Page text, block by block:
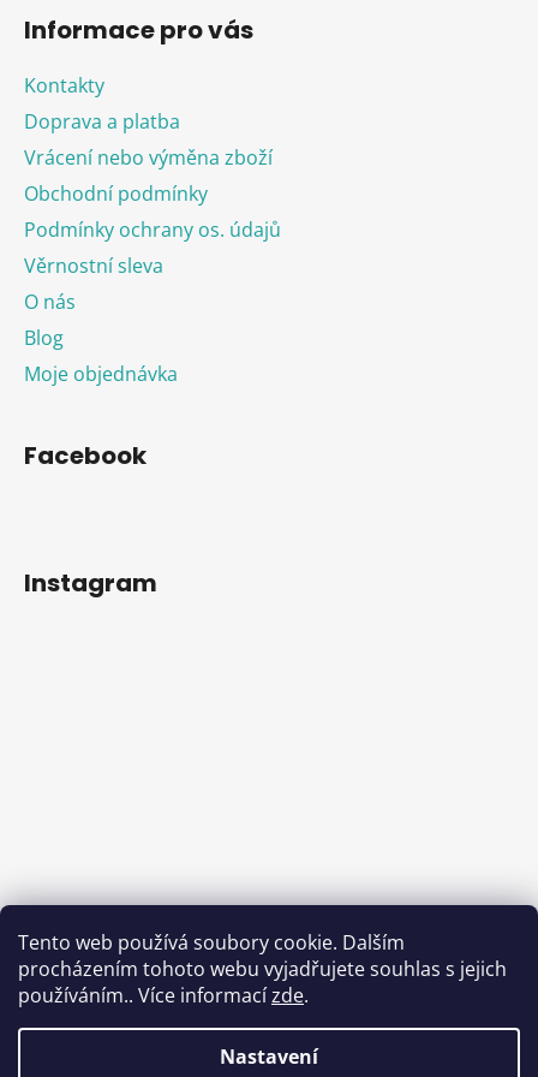
Tento web používá soubory cookie. Dalším
procházením tohoto webu vyjadřujete souhlas s jejich
používáním.. Více informacízde.
Nastavení
Informace pro vás
Kontakty
Doprava a platba
Vrácení nebo výměna zboží
Obchodní podmínky
Podmínky ochrany os. údajů
Věrnostní sleva
O nás
Blog
Moje objednávka
Facebook
Instagram